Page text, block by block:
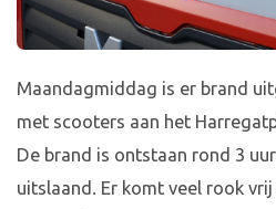
Maandagmiddag is er brand
met scooters aan het
De brand is ontstaan rond 3
uitslaand. Er komt veel rook